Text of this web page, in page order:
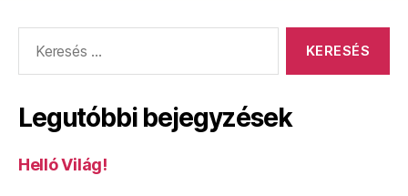
Legutóbbi bejegyzések
Helló Világ!